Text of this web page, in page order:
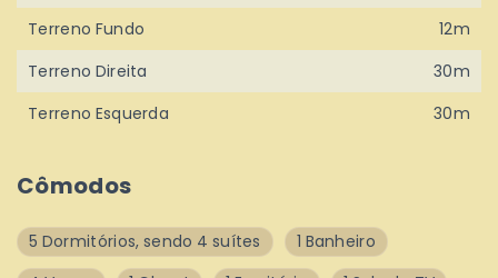
Cômodos
5 Dormitórios, sendo 4 suítes
1 Banheiro
Terreno Fundo
12m
Terreno Direita
30m
Terreno Esquerda
30m